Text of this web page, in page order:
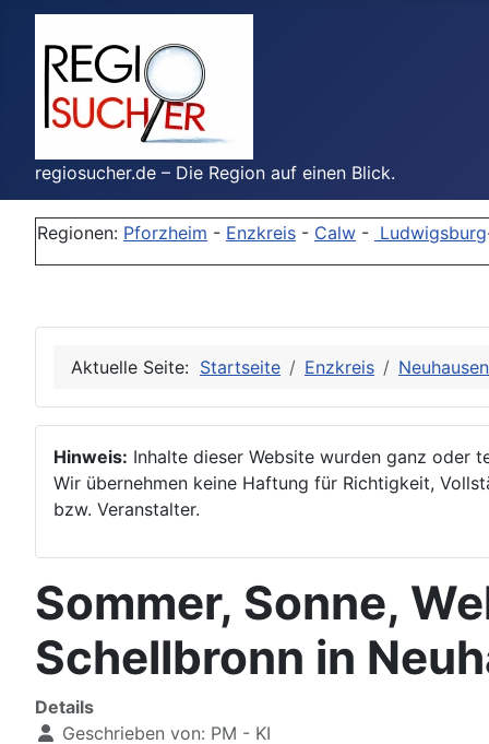
regiosucher.de – Die Region auf einen Blick.
Regionen: Pforzheim - Enzkreis - Calw - Ludwigsburg
Aktuelle Seite: Startseite Enzkreis Neuhausen
Hinweis: Inhalte dieser Website wurden ganz oder
Wir übernehmen keine Haftung für Richtigkeit,
bzw. Veranstalter.
Sommer, Sonne,
Schellbronn in
Details
Geschrieben von: PM - KI